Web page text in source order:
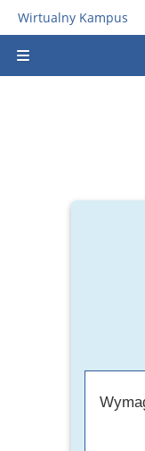
Przejdź do głównej
Wirtualny Kampus